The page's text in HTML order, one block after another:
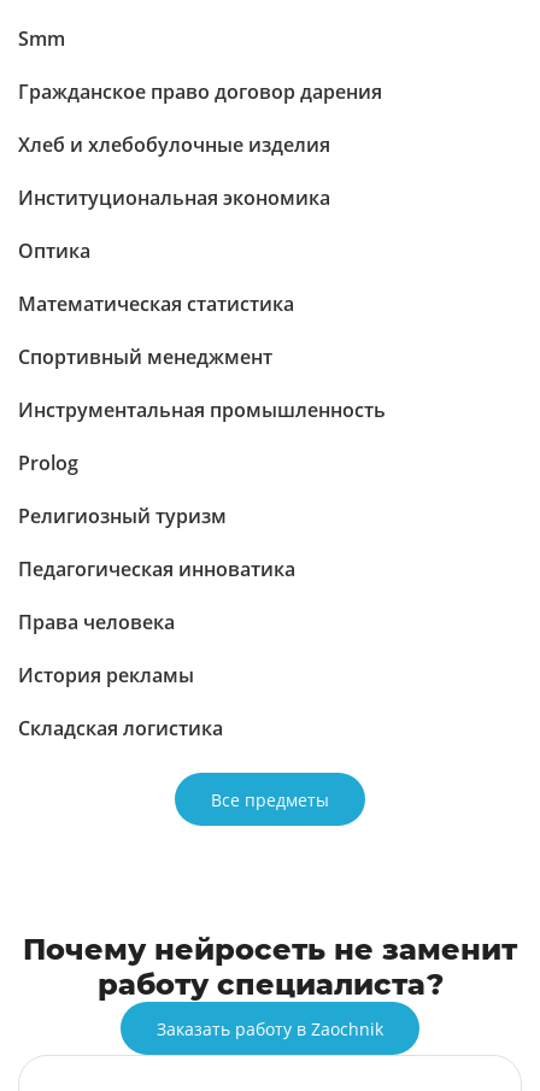
Smm
Гражданское право договор дарения
Хлеб и хлебобулочные изделия
Институциональная экономика
Оптика
Математическая статистика
Спортивный менеджмент
Инструментальная промышленность
Prolog
Религиозный туризм
Педагогическая инноватика
Права человека
История рекламы
Складская логистика
Все предметы
Почему нейросеть не заменит
работу специалиста?
Заказать работу в Zaochnik